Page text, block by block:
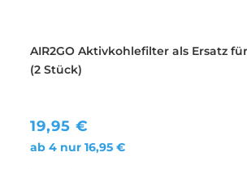
AIR2GO Aktivkohlefilter als Ersatz
(2 Stück)
19,95€
ab 4 nur16,95€